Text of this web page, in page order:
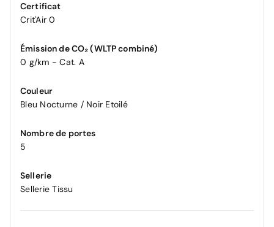
Certificat
Crit'Air 0
Émission de CO₂ (WLTP combiné)
0 g/km - Cat. A
Couleur
Bleu Nocturne / Noir Etoilé
Nombre de portes
5
Sellerie
Sellerie Tissu